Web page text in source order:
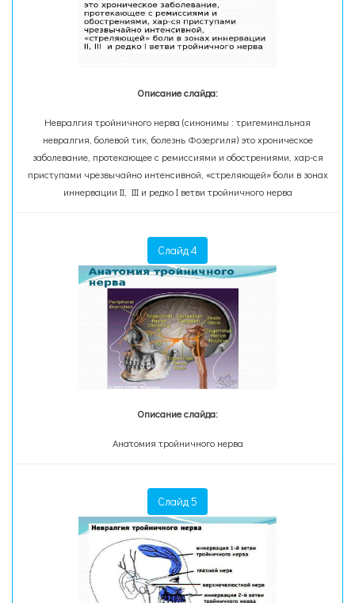
Описание слайда:
Невралгия тройничного нерва (синонимы : тригеминальная
невралгия, болевой тик, болезнь Фозергиля) это хроническое
заболевание, протекающее с ремиссиями и обострениями, хар-ся
приступами чрезвычайно интенсивной, «стреляющей» боли в зонах
иннервации II, III и редко I ветви тройничного нерва
Слайд 4
Описание слайда:
Анатомия тройничного нерва
Слайд 5